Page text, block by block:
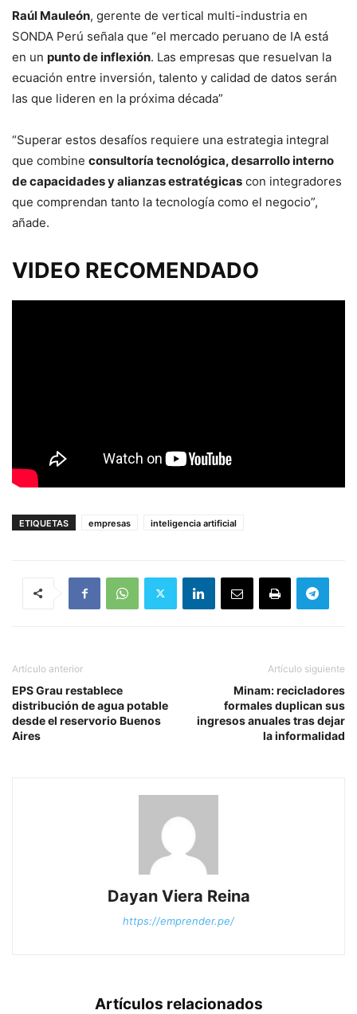
Raúl Mauleón, gerente de vertical multi-industria en
SONDA Perú señala que “el mercado peruano de IA está
en un punto de inflexión. Las empresas que resuelvan la
ecuación entre inversión, talento y calidad de datos serán
las que lideren en la próxima década”
“Superar estos desafíos requiere una estrategia integral
que combine consultoría tecnológica, desarrollo interno
de capacidades y alianzas estratégicas con integradores
que comprendan tanto la tecnología como el negocio”,
añade.
VIDEO RECOMENDADO
ETIQUETAS empresas inteligencia artificial
Artículo anterior
EPS Grau restablece
distribución de agua potable
desde el reservorio Buenos
Aires
Artículo siguiente
Minam: recicladores
formales duplican sus
ingresos anuales tras dejar
la informalidad
Dayan Viera Reina
https://emprender.pe/
Artículos relacionados